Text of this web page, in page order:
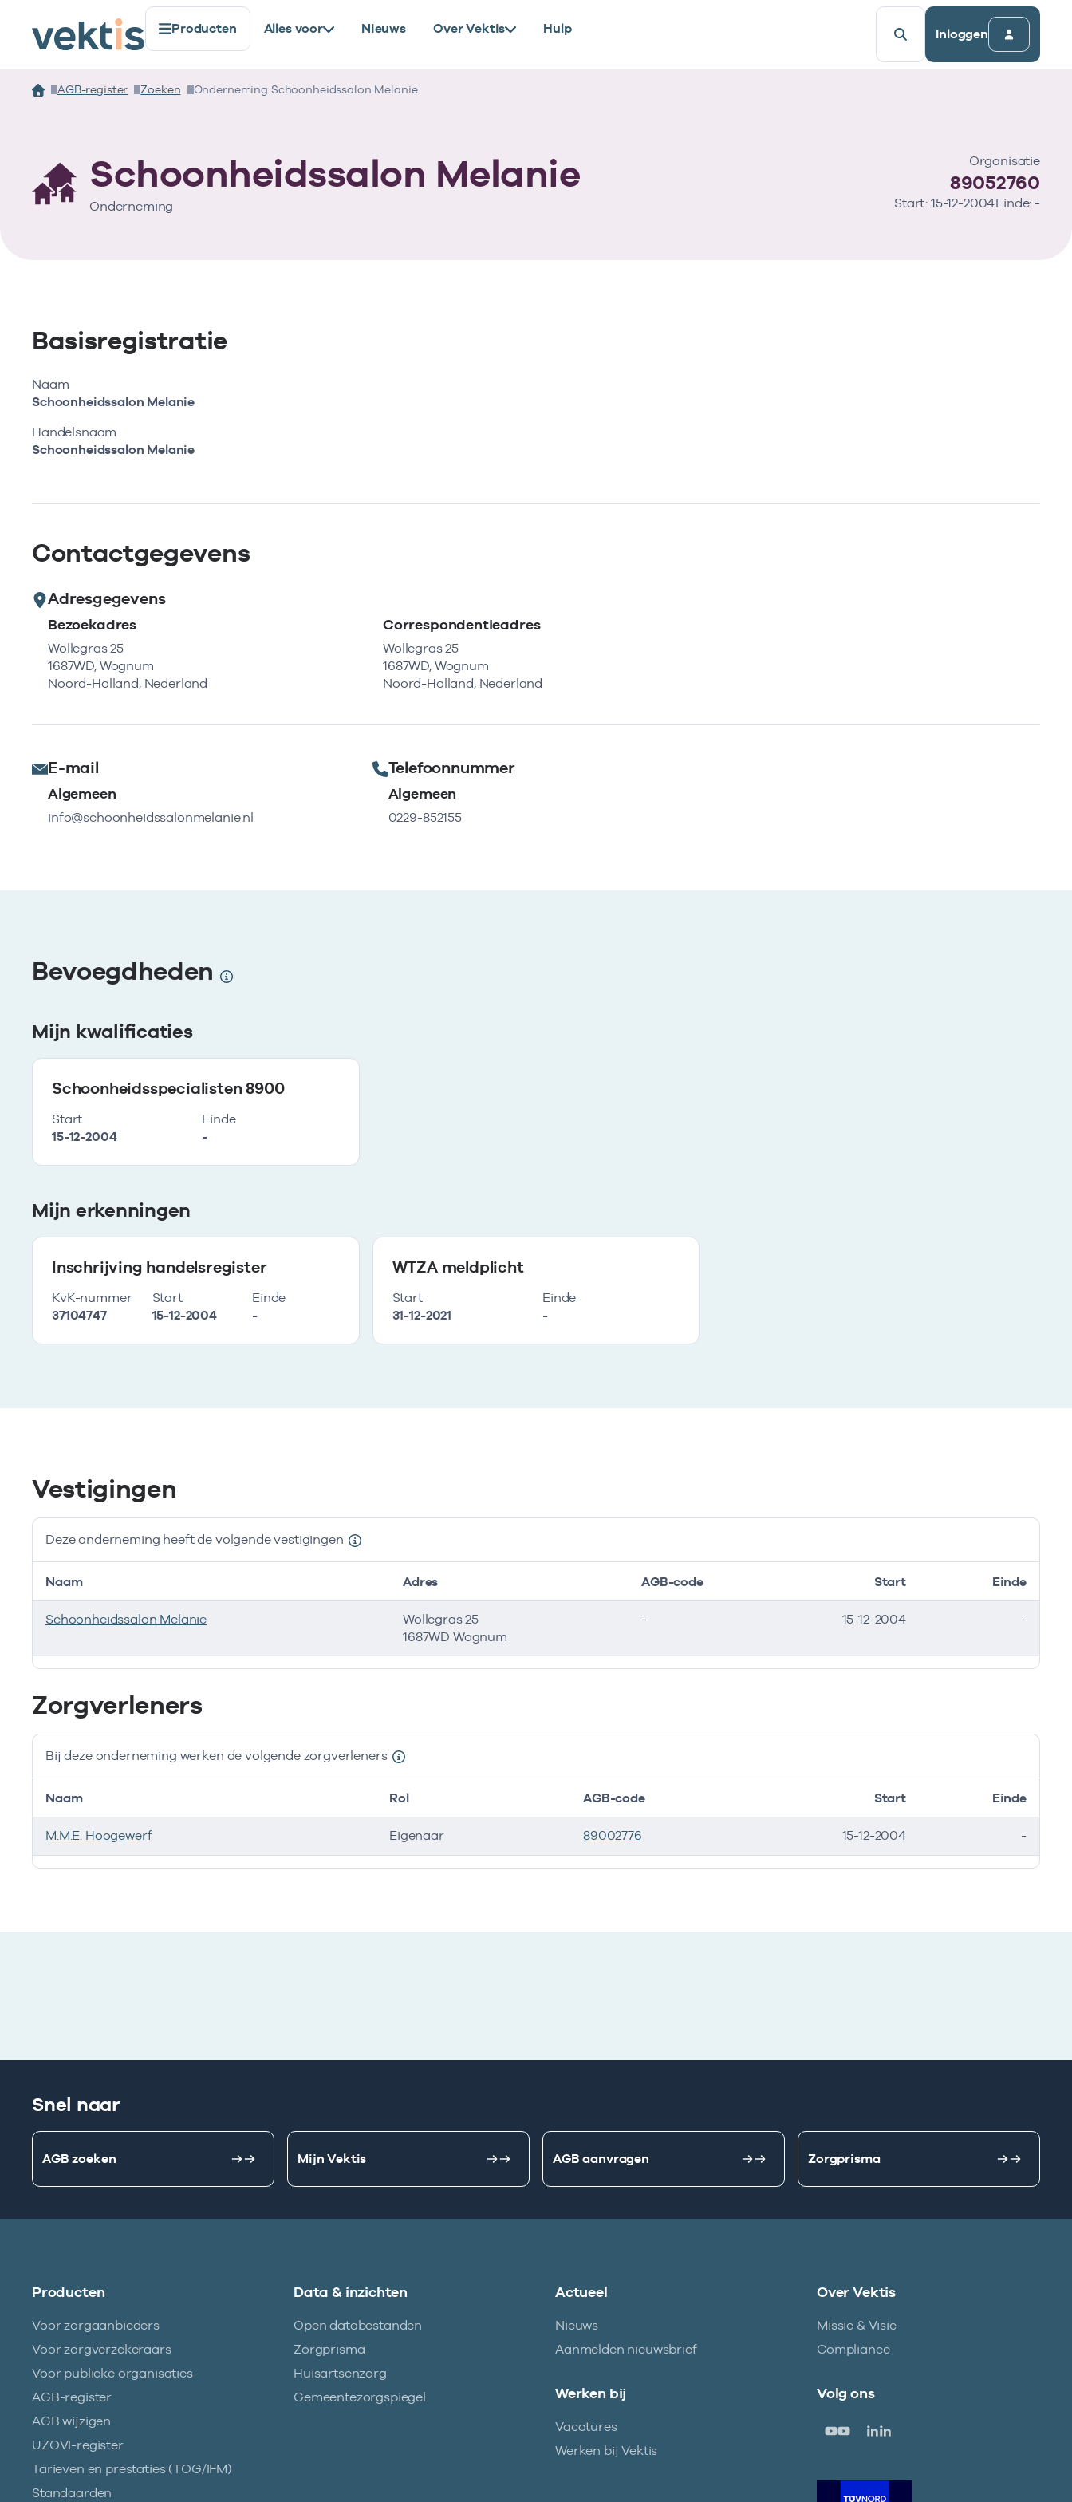
Producten Alles voor Nieuws Over Vektis Hulp Inloggen
AGB-register Zoeken Onderneming Schoonheidssalon Melanie
Schoonheidssalon Melanie
Onderneming
Organisatie
89052760
Start: 15-12-2004Einde: -
Basisregistratie
Naam
Schoonheidssalon Melanie
Handelsnaam
Schoonheidssalon Melanie
Contactgegevens
Adresgegevens
Bezoekadres
Wollegras 25
1687WD, Wognum
Noord-Holland, Nederland
Correspondentieadres
Wollegras 25
1687WD, Wognum
Noord-Holland, Nederland
E-mail
Algemeen
info@schoonheidssalonmelanie.nl
Telefoonnummer
Algemeen
0229-852155
Bevoegdheden
Mijn kwalificaties
Schoonheidsspecialisten 8900
Start
15-12-2004
Einde
-
Mijn erkenningen
Inschrijving handelsregister
KvK-nummer
37104747
Start
15-12-2004
Einde
-
WTZA meldplicht
Start
31-12-2021
Einde
-
Vestigingen
Deze onderneming heeft de volgende vestigingen
Deze onderneming heeft de volgende vestigingen
Naam Adres AGB-code Start Einde
Schoonheidssalon Melanie
Wollegras 25
1687WD Wognum
- 15-12-2004 -
Zorgverleners
Bij deze onderneming werken de volgende zorgverleners
Bij deze onderneming werken de volgende zorgverleners
Naam Rol AGB-code Start Einde
M.M.E. Hoogewerf Eigenaar 89002776 15-12-2004 -
Snel naar
AGB zoeken Mijn Vektis AGB aanvragen Zorgprisma
Producten
Voor zorgaanbieders
Voor zorgverzekeraars
Voor publieke organisaties
AGB-register
AGB wijzigen
UZOVI-register
Tarieven en prestaties (TOG/IFM)
Standaarden
Data & inzichten
Open databestanden
Zorgprisma
Huisartsenzorg
Gemeentezorgspiegel
Actueel
Nieuws
Aanmelden nieuwsbrief
Over Vektis
Missie & Visie
Compliance
Werken bij
Vacatures
Werken bij Vektis
Volg ons